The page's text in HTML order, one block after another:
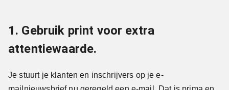
1. Gebruik print voor extra
attentiewaarde.
Je stuurt je klanten en inschrijvers op je e-